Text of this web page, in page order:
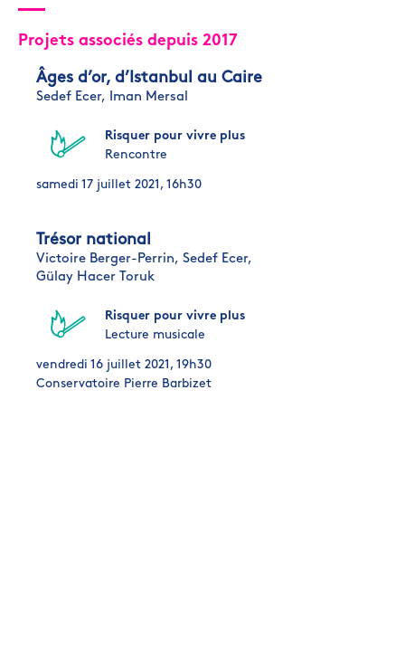
Projets associés depuis 2017
Âges d’or, d’Istanbul au Caire
Sedef Ecer, Iman Mersal
Risquer pour vivre plus
Rencontre
samedi 17 juillet 2021, 16h30
Trésor national
Victoire Berger-Perrin, Sedef Ecer,
Gülay Hacer Toruk
Risquer pour vivre plus
Lecture musicale
vendredi 16 juillet 2021, 19h30
Conservatoire Pierre Barbizet